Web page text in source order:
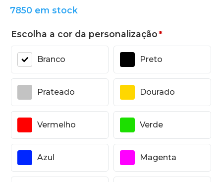
7850 em stock
Escolha a cor da personalização*
Branco Preto
Prateado Dourado
Vermelho Verde
Azul Magenta